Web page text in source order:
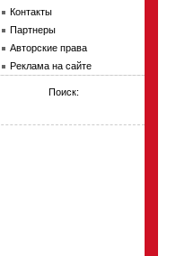
Контакты
Партнеры
Авторские права
Реклама на сайте
Поиск: